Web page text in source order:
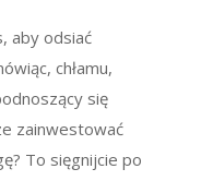
aby odsiać
chłamu,
się
zainwestować
To sięgnijcie po